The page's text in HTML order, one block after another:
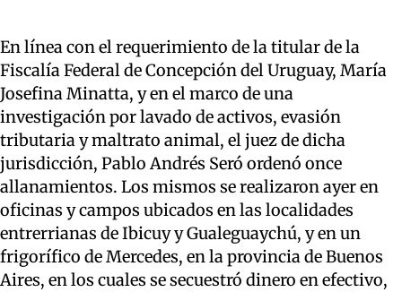
En línea con el requerimiento de la titular de la
Fiscalía Federal de Concepción del Uruguay, María
Josefina Minatta, y en el marco de una
investigación por lavado de activos, evasión
tributaria y maltrato animal, el juez de dicha
jurisdicción, Pablo Andrés Seró ordenó once
allanamientos. Los mismos se realizaron ayer en
oficinas y campos ubicados en las localidades
entrerrianas de Ibicuy y Gualeguaychú, y en un
frigorífico de Mercedes, en la provincia de Buenos
Aires, en los cuales se secuestró dinero en efectivo,